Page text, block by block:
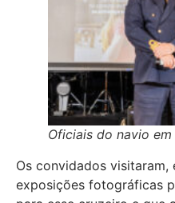
Oficiais do navio
Os convidados visitaram,
exposições fotográficas